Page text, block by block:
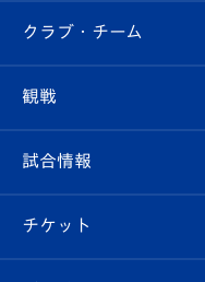
すべて
クラブ
試合情報
クラブ・チーム
クラブ概要
エンブレム紹介
観戦
観戦ルール
はじめての観戦ガイド
試合情報
試合日程/結果
チケット